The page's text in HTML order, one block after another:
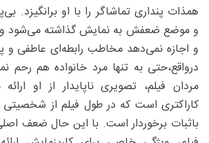
همذات پنداری تماشاگر را با او برانگیزد.
و موضع ضعفش به نمایش گذاشته می‌شود و
و اجازه نمی‌دهد مخاطب رابطه‌ای عاطفی و
درواقع،حتی به تنها مرد خانواده هم رحم
مردان فیلم، تصویری ناپایدار از او
کاراکتری است که در طول فیلم از
باثبات برخوردار است. با این حال ضعف